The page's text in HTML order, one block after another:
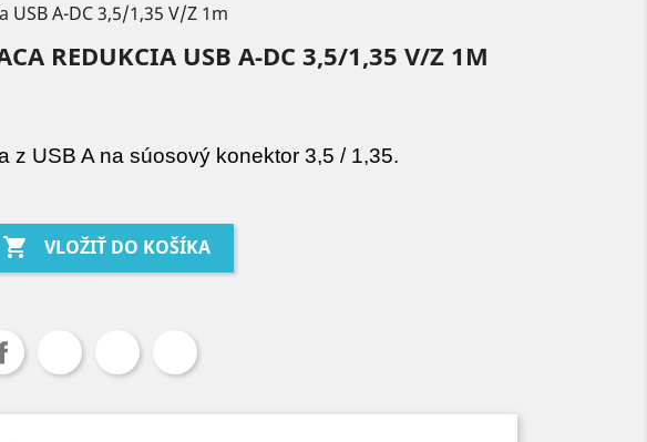
USB A-DC 3,5/1,35 V/Z 1m
REDUKCIA USB A-DC 3,5/1,35 V/Z 1M
z USB A na súosový konektor 3,5 / 1,35.
 VLOŽIŤ DO KOŠÍKA